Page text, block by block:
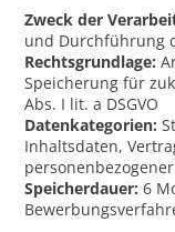
Zweck der
und Durchführung
Rechtsgrundlage:
Speicherung für
Abs. I lit. a DSGVO
Datenkategorien:
Inhaltsdaten,
Speicherdauer: 6